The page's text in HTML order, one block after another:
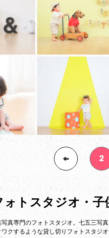
ォトスタジオ・子
真専門のフォトスタジオ。七五三写
クするような貸し切りフォトスタジ